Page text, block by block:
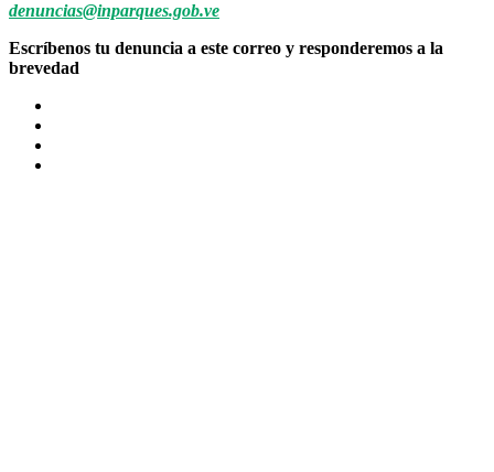
denuncias@inparques.gob.ve
Escríbenos tu denuncia a este correo y responderemos a la
brevedad